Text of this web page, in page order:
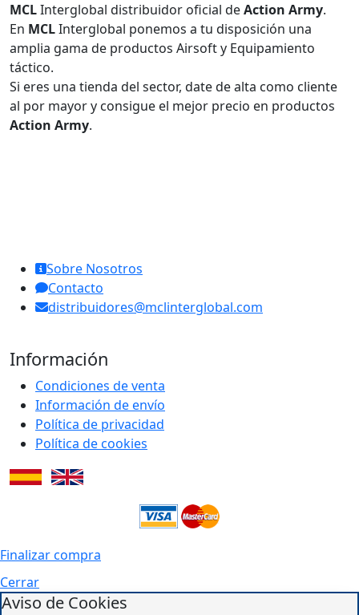
MCLInterglobal distribuidor oficial deAction Army.
En MCLInterglobal ponemos a tu disposición una
amplia gama de productos Airsoft y Equipamiento
táctico.
Si eres una tienda del sector, date de alta como cliente
al por mayor y consigue el mejor precio en productos
Action Army.
Sobre Nosotros
Contacto
distribuidores@mclinterglobal.com
Información
Condiciones de venta
Información de envío
Política de privacidad
Política de cookies
Finalizar compra
Cerrar
Aviso de Cookies